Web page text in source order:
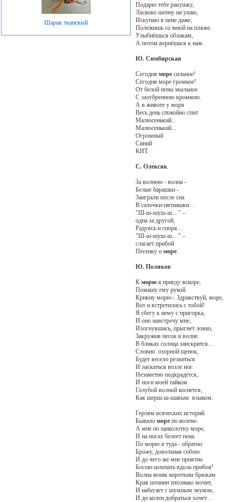
Шарик тканевый
Подарю тебе ракушку,
Ласково шепну на ушко,
Искупаю в пене даже,
Полежишь со мной на пляже.
Улыбнёшься облакам,
А потом вернёшься к нам.
Ю. Симбирская
Сегодня моресильное!
Сегодня море громкое!
От белой пены мыльное.
С зазубренною кромкою.
А в животе у моря
Весь день спокойно спит
Малюсенький...
Малюсенький...
Огромный
Синий
КИТ.
С. Олексяк
За волною - волна -
Белые барашки -
Заиграли после сна
В салочки-пятнашки…
"Ш-ш-шуш-ш…" –
одна за другой,
Радуясь и споря…
"Ш-ш-шуш-ш…" –
слагает прибой
Песенку о море.
Ю. Поляков
К морюя приеду вскоре,
Помашу ему рукой.
Крикну морю:- Здравствуй, море,
Вот и встретились с тобой!
Я сбегу к нему с пригорка,
И оно навстречу мне,
Изогнувшись, прыгнет ловко,
Закружив песок в волне.
В бликах солнца заискрится…
Словно озорной щенок,
Будет весело резвиться
И ласкаться возле ног.
Незаметно подкрадется,
И ноги моей тайком
Голубой волной коснется,
Как шерш-ш-шавым языком.
Героям всяческих историй
Бывало морепо колено.
А мне по щиколотку море,
И на ногах белеет пена.
По морю я туда - обратно
Брожу, довольная собою.
И до чего же мне приятно
Босою шлепать вдоль прибоя!
Волна моим коротким брюкам
Края штанин тихонько мочит,
И набегает с шумным звуком,
И до колен добраться хочет…